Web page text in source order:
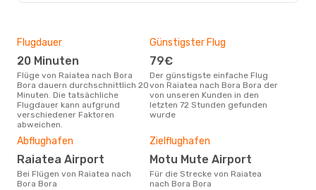
Flugdauer
20 Minuten
Flüge von Raiatea nach Bora
Bora dauern durchschnittlich 20
Minuten. Die tatsächliche
Flugdauer kann aufgrund
verschiedener Faktoren
abweichen.
Günstigster Flug
79€
Der günstigste einfache Flug
von Raiatea nach Bora Bora der
von unseren Kunden in den
letzten 72 Stunden gefunden
wurde
Abflughafen
Raiatea Airport
Bei Flügen von Raiatea nach
Bora Bora
Zielflughafen
Motu Mute Airport
Für die Strecke von Raiatea
nach Bora Bora